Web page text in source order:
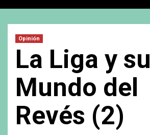
Opinión
La Liga y su
Mundo del
Revés (2)